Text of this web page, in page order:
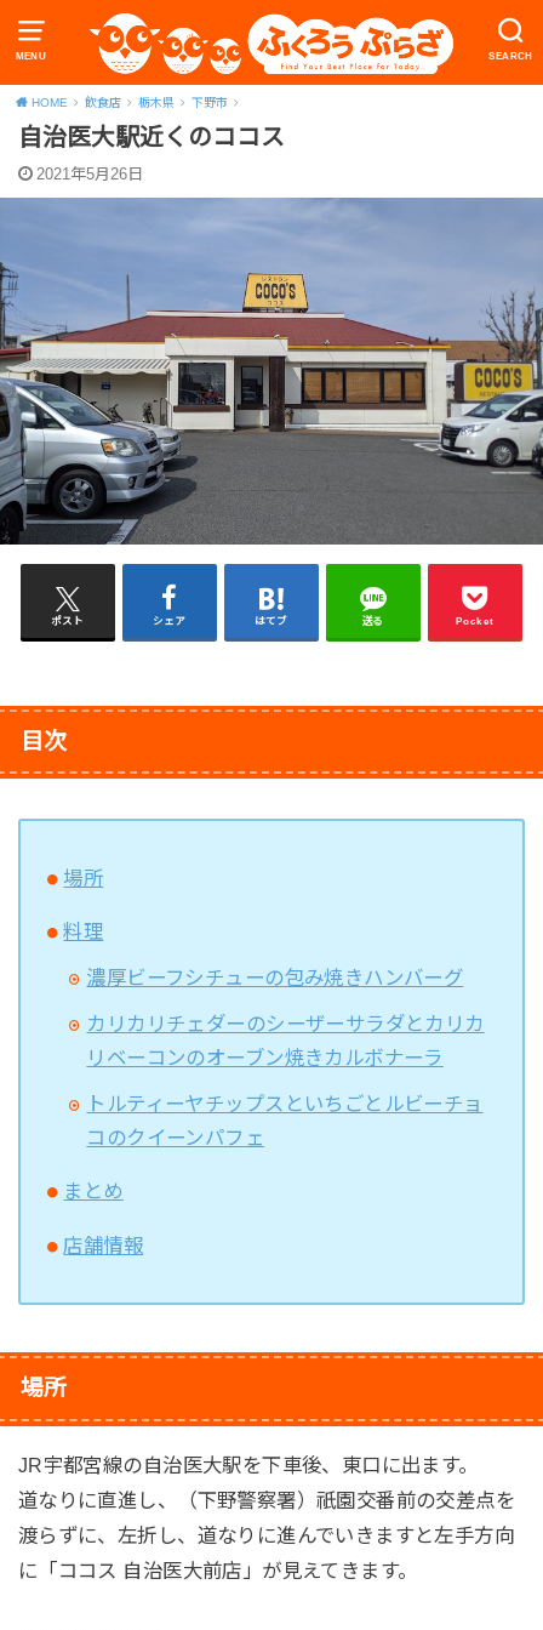
MENU SEARCH
HOME 飲食店 栃木県 下野市
自治医大駅近くのココス
2021年5月26日
ポスト シェア はてブ 送る Pocket
目次
場所
料理
濃厚ビーフシチューの包み焼きハンバーグ
カリカリチェダーのシーザーサラダとカリカ
リベーコンのオーブン焼きカルボナーラ
トルティーヤチップスといちごとルビーチョ
コのクイーンパフェ
まとめ
店舗情報
場所
JR宇都宮線の自治医大駅を下車後、東口に出ます。
道なりに直進し、（下野警察署）祇園交番前の交差点を
渡らずに、左折し、道なりに進んでいきますと左手方向
に「ココス 自治医大前店」が見えてきます。